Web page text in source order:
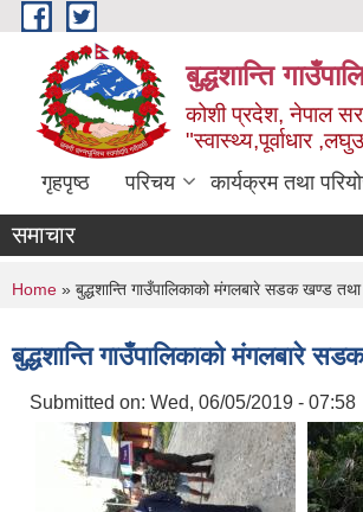
Skip to main content
बुद्धशान्ति
कोशी प्रदेश, नेपाल
"स्वास्थ्य,पूर्वाधार
गृहपृष्ठ परिचय कार्यक्रम तथा
समाचार
You are here
Home » बुद्धशान्ति गाउँपालिकाको मंगलबारे सडक खण्ड तथा
बुद्धशान्ति गाउँपालिकाको मंगलबारे
Submitted on: Wed, 06/05/2019 - 07:58